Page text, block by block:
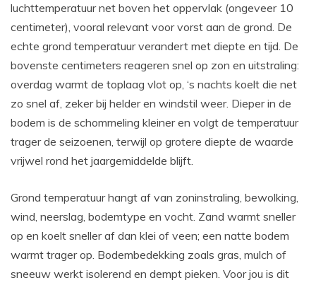
luchttemperatuur net boven het oppervlak (ongeveer 10
centimeter), vooral relevant voor vorst aan de grond. De
echte grond temperatuur verandert met diepte en tijd. De
bovenste centimeters reageren snel op zon en uitstraling:
overdag warmt de toplaag vlot op, ‘s nachts koelt die net
zo snel af, zeker bij helder en windstil weer. Dieper in de
bodem is de schommeling kleiner en volgt de temperatuur
trager de seizoenen, terwijl op grotere diepte de waarde
vrijwel rond het jaargemiddelde blijft.
Grond temperatuur hangt af van zoninstraling, bewolking,
wind, neerslag, bodemtype en vocht. Zand warmt sneller
op en koelt sneller af dan klei of veen; een natte bodem
warmt trager op. Bodembedekking zoals gras, mulch of
sneeuw werkt isolerend en dempt pieken. Voor jou is dit